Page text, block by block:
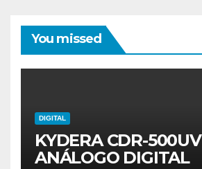
You missed
DIGITAL
KYDERA CDR-500UV
ANÁLOGO DIGITAL